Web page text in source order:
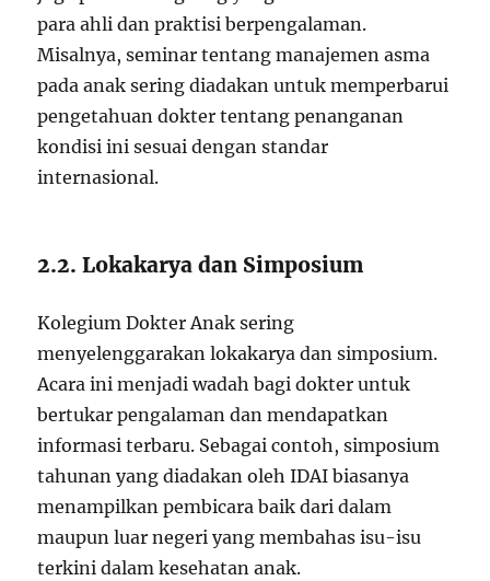
para ahli dan praktisi berpengalaman.
Misalnya, seminar tentang manajemen asma
pada anak sering diadakan untuk memperbarui
pengetahuan dokter tentang penanganan
kondisi ini sesuai dengan standar
internasional.
2.2. Lokakarya dan Simposium
Kolegium Dokter Anak sering
menyelenggarakan lokakarya dan simposium.
Acara ini menjadi wadah bagi dokter untuk
bertukar pengalaman dan mendapatkan
informasi terbaru. Sebagai contoh, simposium
tahunan yang diadakan oleh IDAI biasanya
menampilkan pembicara baik dari dalam
maupun luar negeri yang membahas isu-isu
terkini dalam kesehatan anak.